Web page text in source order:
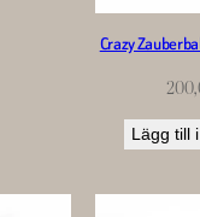
Crazy
Lägg till